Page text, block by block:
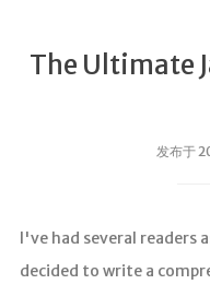
The Ultimate
发布于
I've had several readers
decided to write a